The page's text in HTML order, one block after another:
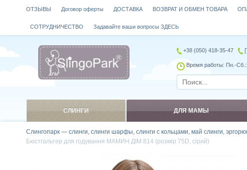
Слингопарк — слинги, слинги шарфы, слинги с кольцами, май слинги,
Бюстгальтер для годування МАМИН ДІМ 814 (розмір 75D, сірий)
ОТЗЫВЫ Договор оферты ДОСТАВКА ВОЗВРАТ И ОБМЕН ТОВАРА
СОТРУДНИЧЕСТВО Задавайте ваши вопросы ЗДЕСЬ
+38 (050) 418-35-47
Время работы: Пн.-Сб.:
СЛИНГИ ДЛЯ МАМЫ